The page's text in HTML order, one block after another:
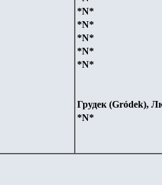
*N*
*N*
*N*
*N*
*N*
Грудек (Gródek),
*N*